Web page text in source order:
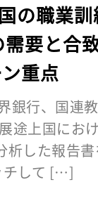
の職業
要と合
重点
銀行、国連
途上国にお
析した報告
チして […]